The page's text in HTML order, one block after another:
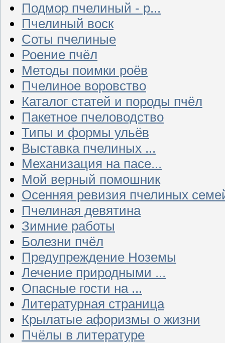
Подмор пчелиный - р...
Пчелиный воск
Соты пчелиные
Роение пчёл
Методы поимки роёв
Пчелиное воровство
Каталог статей и породы пчёл
Пакетное пчеловодство
Типы и формы ульёв
Выставка пчелиных ...
Механизация на пасе...
Мой верный помошник
Осенняя ревизия пчелиных
Пчелиная девятина
Зимние работы
Болезни пчёл
Предупреждение Ноземы
Лечение природными ...
Опасные гости на ...
Литературная страница
Крылатые афоризмы о жизни
Пчёлы в литературе